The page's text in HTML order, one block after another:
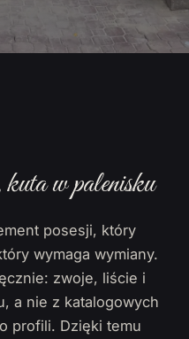
w palenisku
posesji, który
wymaga wymiany.
zwoje, liście i
a nie z katalogowych
profili. Dzięki temu